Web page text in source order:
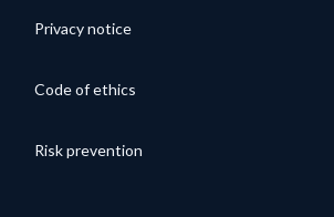
Privacy notice
Code of ethics
Risk prevention